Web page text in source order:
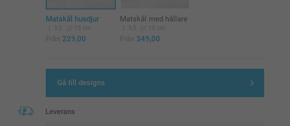
Matskål husdjur
5,5 15 cm
Från 229,00
Matskål med hållare
5,5 15 cm
Från 349,00
Gå till designs
Leverans